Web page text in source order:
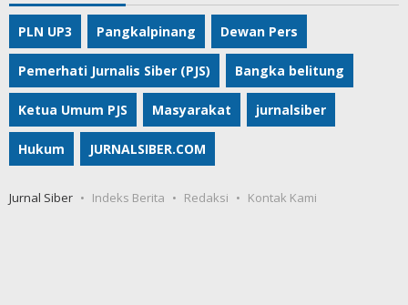
PLN UP3 Pangkalpinang Dewan Pers
Pemerhati Jurnalis Siber (PJS) Bangka belitung
Ketua Umum PJS Masyarakat jurnalsiber
Hukum JURNALSIBER.COM
Jurnal Siber Indeks Berita Redaksi Kontak Kami